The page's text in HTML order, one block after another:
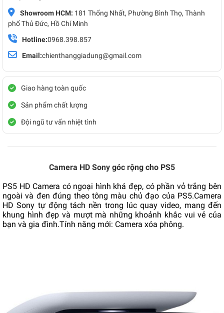
Showroom HCM: 181 Thống Nhất, Phường Bình Thọ, Thành
phố Thủ Đức, Hồ Chí Minh
Hotline:0968.398.857
Email:chienthanggiadung@gmail.com
Giao hàng toàn quốc
Sản phẩm chất lượng
Đội ngũ tư vấn nhiệt tình
Camera HD Sony góc rộng cho PS5
PS5 HD Camera có ngoại hình khá đẹp, có phần vỏ trắng bên
ngoài và đen đúng theo tông màu chủ đạo của PS5.Camera
HD Sony tự động tách nền trong lúc quay video, mang đến
khung hình đẹp và mượt mà những khoảnh khắc vui vẻ của
bạn và gia đình.Tính năng mới: Camera xóa phông.